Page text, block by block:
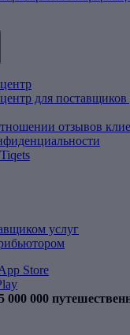
для поставщиков
отзывов
услуг
000 000